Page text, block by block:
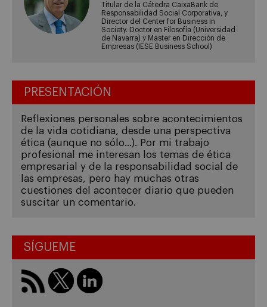
Titular de la Cátedra CaixaBank de
Responsabilidad Social Corporativa, y
Director del Center for Business in
Society. Doctor en Filosofía (Universidad
de Navarra) y Master en Dirección de
Empresas (IESE Business School)
PRESENTACIÓN
Reflexiones personales sobre acontecimientos
de la vida cotidiana, desde una perspectiva
ética (aunque no sólo...). Por mi trabajo
profesional me interesan los temas de ética
empresarial y de la responsabilidad social de
las empresas, pero hay muchas otras
cuestiones del acontecer diario que pueden
suscitar un comentario.
SÍGUEME